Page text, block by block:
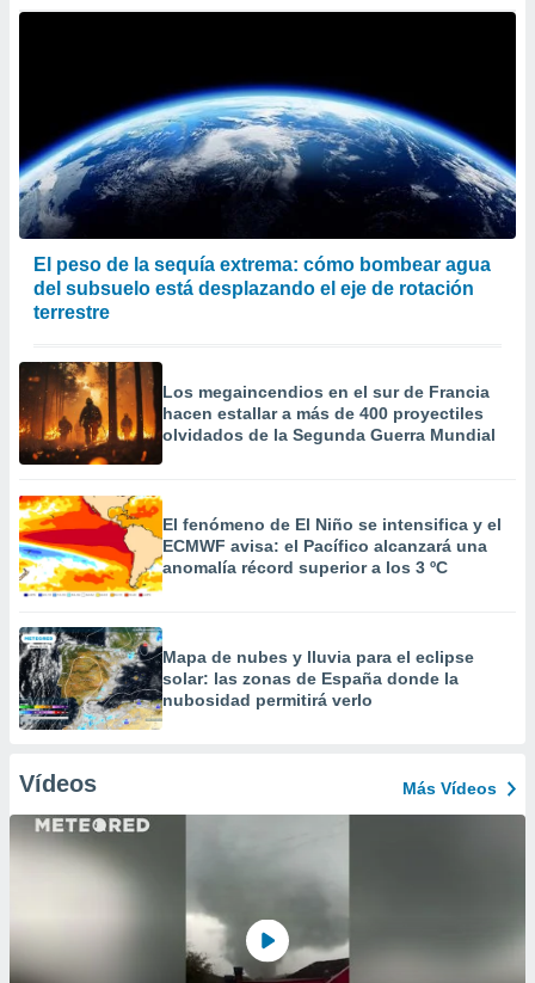
El peso de la sequía extrema: cómo bombear agua
del subsuelo está desplazando el eje de rotación
terrestre
Los megaincendios en el sur de Francia
hacen estallar a más de 400 proyectiles
olvidados de la Segunda Guerra Mundial
El fenómeno de El Niño se intensifica y el
ECMWF avisa: el Pacífico alcanzará una
anomalía récord superior a los 3 ºC
Mapa de nubes y lluvia para el eclipse
solar: las zonas de España donde la
nubosidad permitirá verlo
Vídeos Más Vídeos